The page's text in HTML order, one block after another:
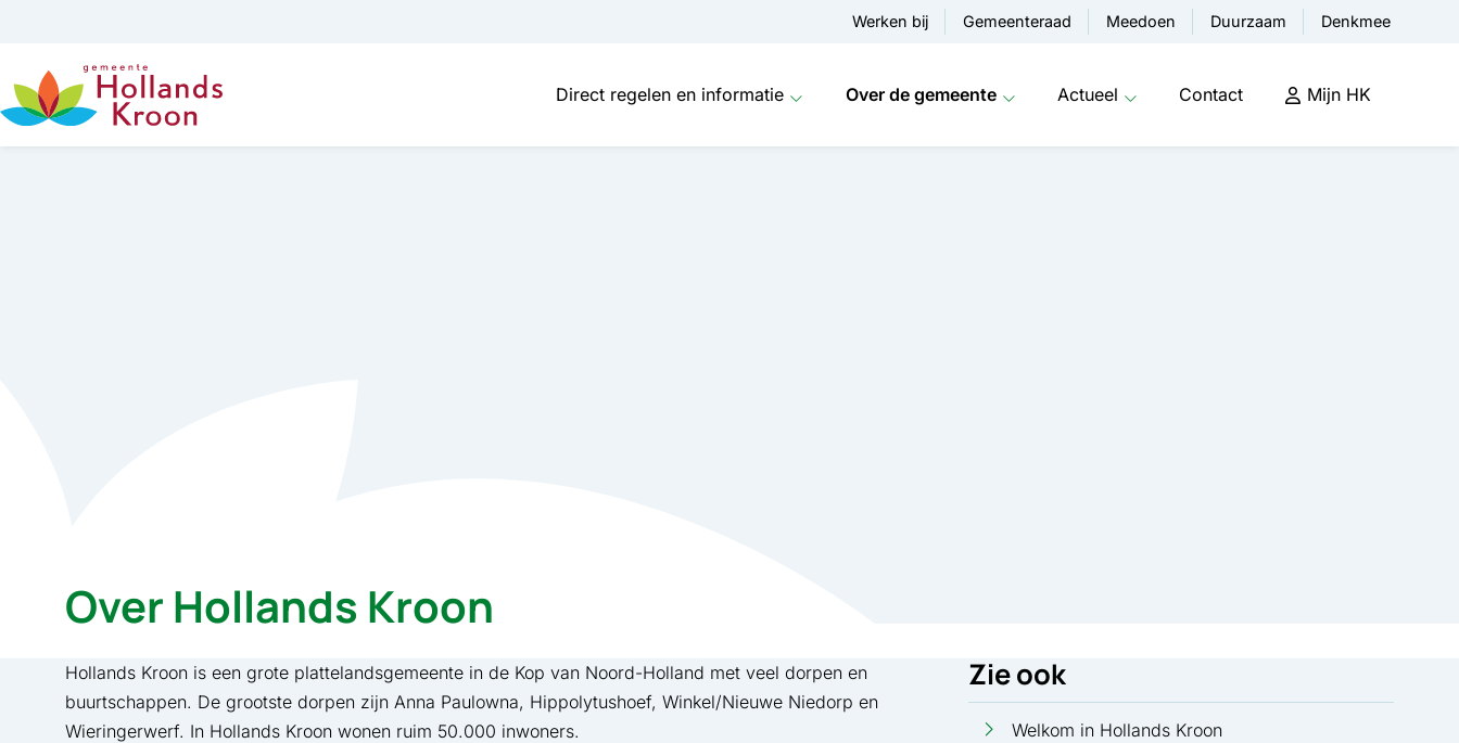
Werken bij Gemeenteraad Meedoen Duurzaam Denkmee
Direct regelen en informatie Over de gemeente Actueel Contact Mijn HK
Over Hollands Kroon
Hollands Kroon is een grote plattelandsgemeente in de Kop van Noord-Holland met veel dorpen en
buurtschappen. De grootste dorpen zijn Anna Paulowna, Hippolytushoef, Winkel/Nieuwe Niedorp en
Wieringerwerf. In Hollands Kroon wonen ruim 50.000 inwoners.
Zie ook
Welkom in Hollands Kroon